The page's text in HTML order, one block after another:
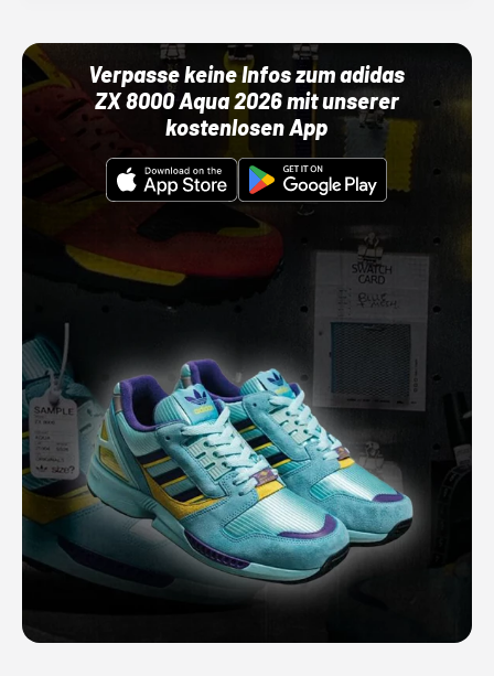
Verpasse keine Infos zum adidas
ZX 8000 Aqua 2026 mit unserer
kostenlosen App